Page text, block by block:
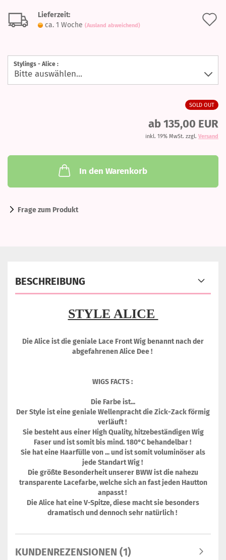
Lieferzeit:
ca. 1 Woche (Ausland abweichend)
Stylings - Alice :
SOLD OUT
ab 135,00 EUR
inkl. 19% MwSt. zzgl. Versand
In den Warenkorb
Frage zum Produkt
BESCHREIBUNG
STYLE ALICE
Die Alice ist die geniale Lace Front Wig benannt nach der
abgefahrenen Alice Dee !
WIGS FACTS :
Die Farbe ist...
Der Style ist eine geniale Wellenpracht die Zick-Zack förmig
verläuft !
Sie besteht aus einer High Quality, hitzebeständigen Wig
Faser und ist somit bis mind. 180°C behandelbar !
Sie hat eine Haarfülle von ... und ist somit voluminöser als
jede Standart Wig !
Die größte Besonderheit unserer BWW ist die nahezu
transparente Lacefarbe, welche sich an fast jeden Hautton
anpasst !
Die Alice hat eine V-Spitze, diese macht sie besonders
dramatisch und dennoch sehr natürlich !
KUNDENREZENSIONEN (1)